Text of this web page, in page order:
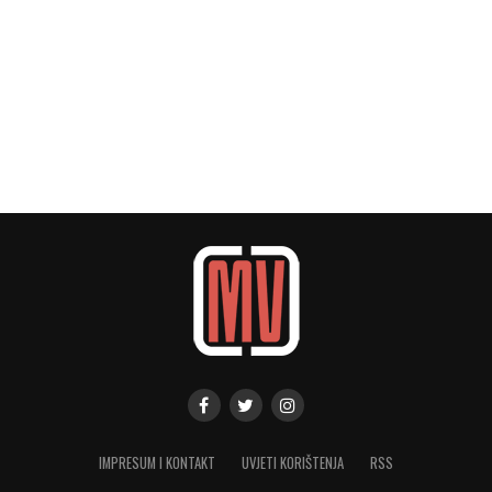
IMPRESUM I KONTAKT UVJETI KORIŠTENJA RSS